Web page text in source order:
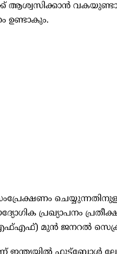
ഉണ്ടാകും.
പ്രഖ്യാപനം
മുൻ ജനറൽ